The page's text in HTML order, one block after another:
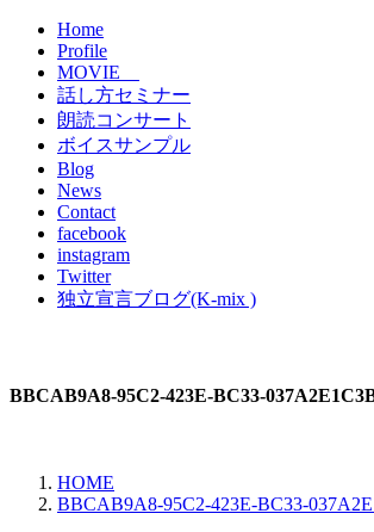
Home
Profile
MOVIE
話し方セミナー
朗読コンサート
ボイスサンプル
Blog
News
Contact
facebook
instagram
Twitter
独立宣言ブログ(K-mix )
BBCAB9A8-95C2-423E-BC33-
HOME
BBCAB9A8-95C2-423E-BC33-